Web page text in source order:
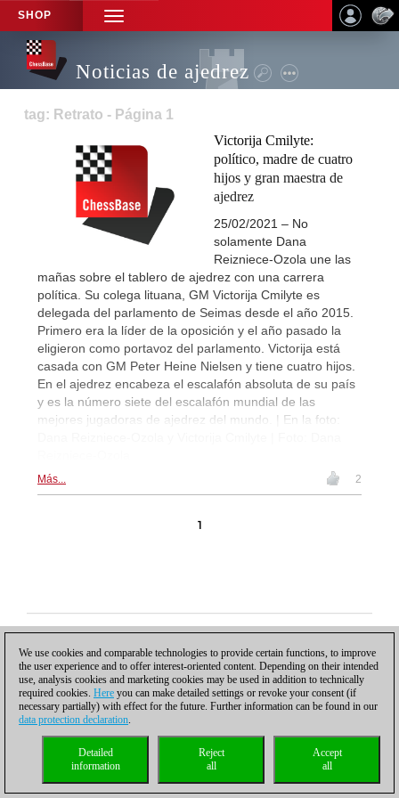
SHOP
TOGGLE
NAVIGATION
Noticias de ajedrez
tag: Retrato - Página 1
Victorija Cmilyte:
político, madre de cuatro
hijos y gran maestra de
ajedrez
25/02/2021 – No
solamente Dana
Reizniece-Ozola une las
mañas sobre el tablero de ajedrez con una carrera
política. Su colega lituana, GM Victorija Cmilyte es
delegada del parlamento de Seimas desde el año 2015.
Primero era la líder de la oposición y el año pasado la
eligieron como portavoz del parlamento. Victorija está
casada con GM Peter Heine Nielsen y tiene cuatro hijos.
En el ajedrez encabeza el escalafón absoluta de su país
y es la número siete del escalafón mundial de las
mejores jugadoras de ajedrez del mundo. | En la foto:
Más... 2
1
Política de privacidad|Pie de imprenta|Para contactar|Cookies Management|
Licencias | Compliance Hotline
Inicio
© 2017 ChessBase GmbH | Osterbekstraße 90a | 22083 Hamburgo | Alemania
coldest news
We use cookies and comparable technologies to provide certain functions, to improve
the user experience and to offer interest-oriented content. Depending on their intended
use, analysis cookies and marketing cookies may be used in addition to technically
required cookies. Here you can make detailed settings or revoke your consent (if
necessary partially) with effect for the future. Further information can be found in our
data protection declaration.
Accept
all
Reject
all
Detailed
information